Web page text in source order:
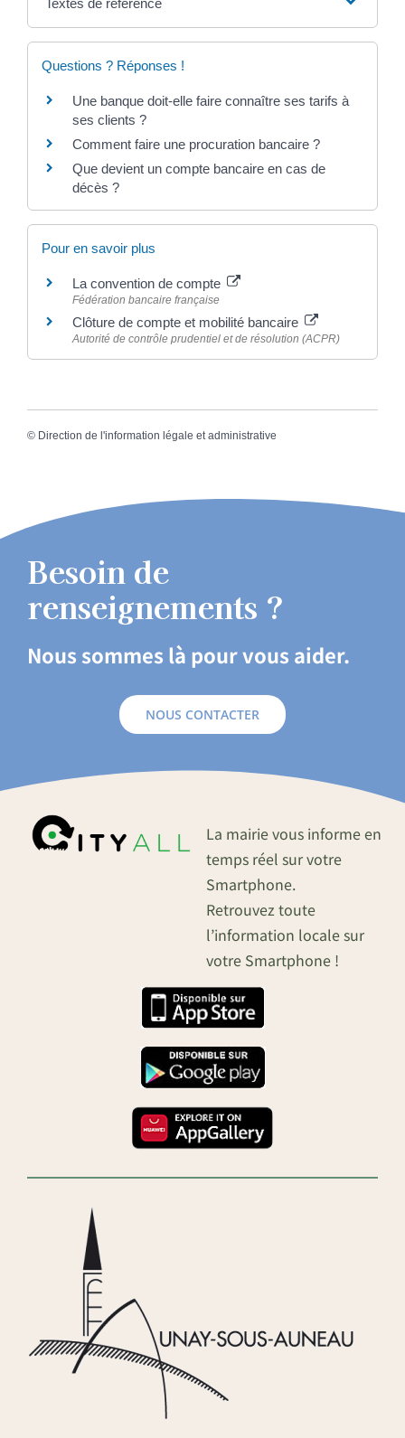
Questions ? Réponses !
Une banque doit-elle faire connaître ses tarifs à
ses clients ?
Comment faire une procuration bancaire ?
Que devient un compte bancaire en cas de
décès ?
Pour en savoir plus
La convention de compte
Fédération bancaire française
Clôture de compte et mobilité bancaire
Autorité de contrôle prudentiel et de résolution (ACPR)
© Direction de l'information légale et administrative
Besoin de
renseignements ?
Nous sommes là pour vous aider.
NOUS CONTACTER
La mairie vous informe en
temps réel sur votre
Smartphone.
Retrouvez toute
l’information locale sur
votre Smartphone !